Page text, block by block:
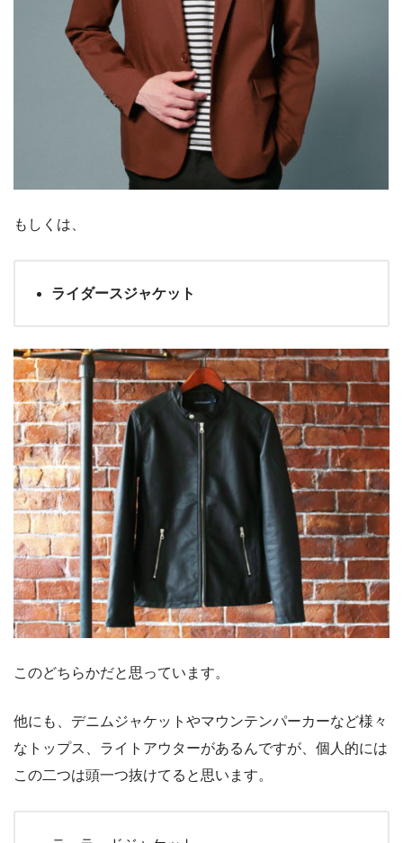
もしくは、
ライダースジャケット
このどちらかだと思っています。
他にも、デニムジャケットやマウンテンパーカーなど様々
なトップス、ライトアウターがあるんですが、個人的には
この二つは頭一つ抜けてると思います。